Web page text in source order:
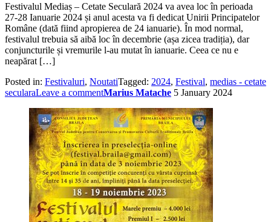
Festivalul Mediaș – Cetate Seculară 2024 va avea loc în perioada
27-28 Ianuarie 2024 și anul acesta va fi dedicat Unirii Principatelor
Române (dată fiind apropierea de 24 ianuarie). În mod normal,
festivalul trebuia să aibă loc în decembrie (așa zicea tradiția), dar
conjuncturile și vremurile l-au mutat în ianuarie. Ceea ce nu e
neapărat […]
Posted in: Festivaluri, NoutatiTagged: 2024, Festival, medias - cetate
secularaLeave a commentMarius Matache 5 January 2024